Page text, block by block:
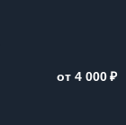
от 4 000₽